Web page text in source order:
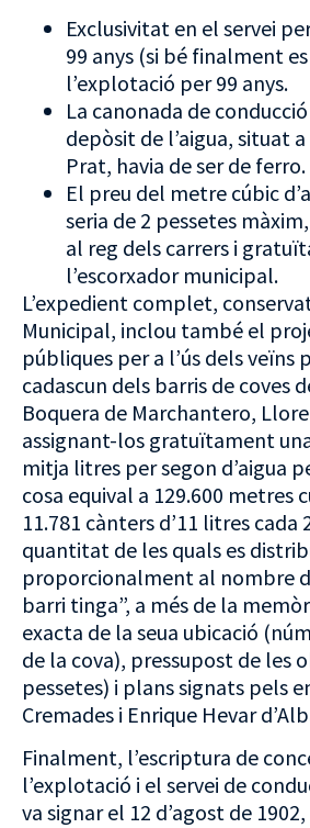
Exclusivitat en el servei
99 anys (si bé finalment
l’explotació per 99 anys.
La canonada de
depòsit de l’aigua, situat
Prat, havia de ser de ferro.
El preu del metre cúbic
seria de 2 pessetes
al reg dels carrers i
l’escorxador municipal.
L’expedient complet,
Municipal, inclou també el
públiques per a l’ús dels veïns
cadascun dels barris de coves
Boquera de Marchantero,
assignant-los gratuïtament
mitja litres per segon d’aigua
cosa equival a 129.600 metres
11.781 cànters d’11 litres cada
quantitat de les quals es
proporcionalment al nombre
barri tinga”, a més de la
exacta de la seua ubicació
de la cova), pressupost de les
pessetes) i plans signats pels
Cremades i Enrique Hevar
Finalment, l’escriptura de
l’explotació i el servei de
va signar el 12 d’agost de